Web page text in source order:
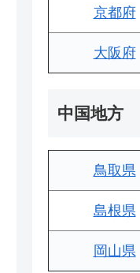
京都府
大阪府
中国地方
鳥取県
島根県
岡山県